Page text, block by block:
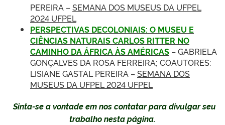
PEREIRA –SEMANA DOS MUSEUS DA UFPEL
2024 UFPEL
PERSPECTIVAS DECOLONIAIS: O MUSEU E
CIÊNCIAS NATURAIS CARLOS RITTER NO
CAMINHO DA ÁFRICA ÀS AMÉRICAS – GABRIELA
GONÇALVES DA ROSA FERREIRA; COAUTORES:
LISIANE GASTAL PEREIRA –SEMANA DOS
MUSEUS DA UFPEL 2024 UFPEL
Sinta-se a vontade em nos contatar para divulgar seu
trabalho nesta página.